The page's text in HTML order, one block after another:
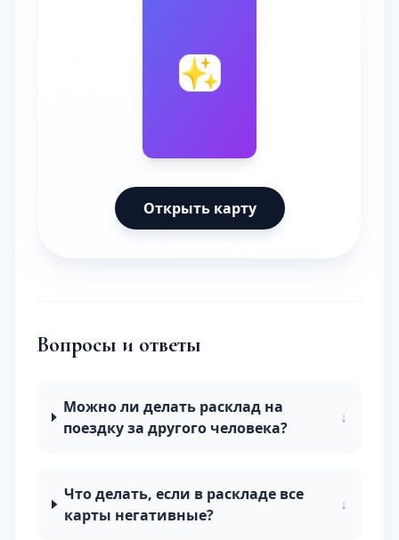
🔮
✨
Открыть карту
Вопросы и ответы
Можно ли делать расклад на
поездку за другого человека?
↓
Что делать, если в раскладе все
карты негативные?
↓